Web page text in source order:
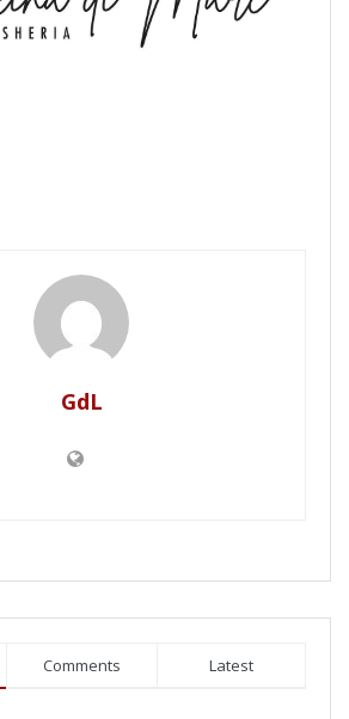
GdL
Comments Latest